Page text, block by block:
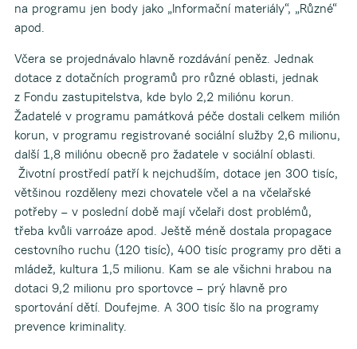
na programu jen body jako „Informační materiály“, „Různé“
apod.
Včera se projednávalo hlavně rozdávání peněz. Jednak
dotace z dotačních programů pro různé oblasti, jednak
z Fondu zastupitelstva, kde bylo 2,2 miliónu korun.
Žadatelé v programu památková péče dostali celkem milión
korun, v programu registrované sociální služby 2,6 milionu,
další 1,8 miliónu obecně pro žadatele v sociální oblasti.
Životní prostředí patří k nejchudším, dotace jen 300 tisíc,
většinou rozděleny mezi chovatele včel a na včelařské
potřeby – v poslední době mají včelaři dost problémů,
třeba kvůli varroáze apod. Ještě méně dostala propagace
cestovního ruchu (120 tisíc), 400 tisíc programy pro děti a
mládež, kultura 1,5 milionu. Kam se ale všichni hrabou na
dotaci 9,2 milionu pro sportovce – prý hlavně pro
sportování dětí. Doufejme. A 300 tisíc šlo na programy
prevence kriminality.